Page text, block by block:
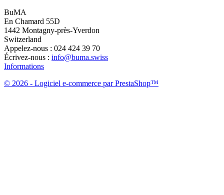
BuMA
En Chamard 55D
1442 Montagny-près-Yverdon
Switzerland
Appelez-nous : 024 424 39 70
Écrivez-nous : info@buma.swiss
Informations
© 2026 - Logiciel e-commerce par PrestaShop™